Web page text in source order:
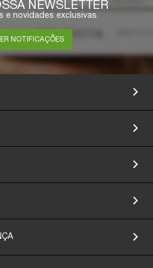
NEWSLETTER
e novidades exclusivas.
NOTIFICAÇÕES